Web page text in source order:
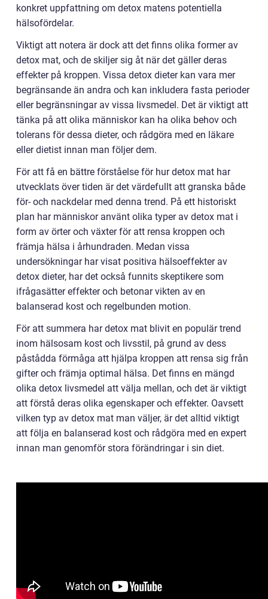
konkret uppfattning om detox matens potentiella
hälsofördelar.
Viktigt att notera är dock att det finns olika former av
detox mat, och de skiljer sig åt när det gäller deras
effekter på kroppen. Vissa detox dieter kan vara mer
begränsande än andra och kan inkludera fasta perioder
eller begränsningar av vissa livsmedel. Det är viktigt att
tänka på att olika människor kan ha olika behov och
tolerans för dessa dieter, och rådgöra med en läkare
eller dietist innan man följer dem.
För att få en bättre förståelse för hur detox mat har
utvecklats över tiden är det värdefullt att granska både
för- och nackdelar med denna trend. På ett historiskt
plan har människor använt olika typer av detox mat i
form av örter och växter för att rensa kroppen och
främja hälsa i århundraden. Medan vissa
undersökningar har visat positiva hälsoeffekter av
detox dieter, har det också funnits skeptikere som
ifrågasätter effekter och betonar vikten av en
balanserad kost och regelbunden motion.
För att summera har detox mat blivit en populär trend
inom hälsosam kost och livsstil, på grund av dess
påstådda förmåga att hjälpa kroppen att rensa sig från
gifter och främja optimal hälsa. Det finns en mängd
olika detox livsmedel att välja mellan, och det är viktigt
att förstå deras olika egenskaper och effekter. Oavsett
vilken typ av detox mat man väljer, är det alltid viktigt
att följa en balanserad kost och rådgöra med en expert
innan man genomför stora förändringar i sin diet.